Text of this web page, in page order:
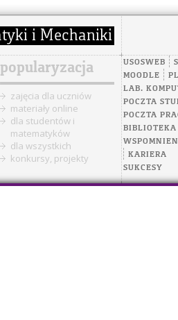
popularyzacja
zajęcia dla uczniów
materiały online
dla studentów i
matematyków
dla wszystkich
konkursy, projekty
USOSWEB
MOODLE
LAB.
POCZTA
POCZTA
BIBLIOTEKA
KARIERA
SUKCESY